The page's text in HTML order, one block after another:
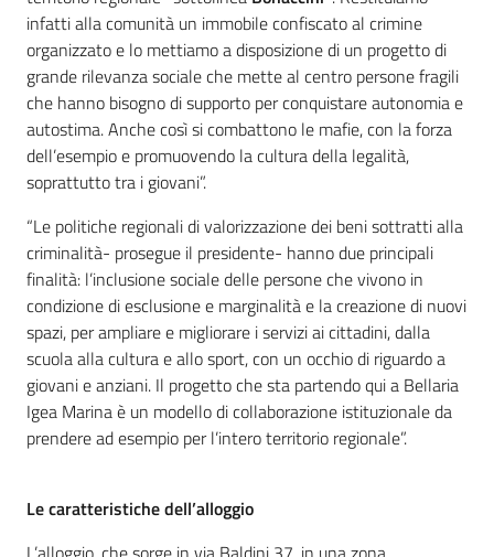
infatti alla comunità un immobile confiscato al crimine
organizzato e lo mettiamo a disposizione di un progetto di
grande rilevanza sociale che mette al centro persone fragili
che hanno bisogno di supporto per conquistare autonomia e
autostima. Anche così si combattono le mafie, con la forza
dell’esempio e promuovendo la cultura della legalità,
soprattutto tra i giovani”.
“Le politiche regionali di valorizzazione dei beni sottratti alla
criminalità- prosegue il presidente- hanno due principali
finalità: l’inclusione sociale delle persone che vivono in
condizione di esclusione e marginalità e la creazione di nuovi
spazi, per ampliare e migliorare i servizi ai cittadini, dalla
scuola alla cultura e allo sport, con un occhio di riguardo a
giovani e anziani. Il progetto che sta partendo qui a Bellaria
Igea Marina è un modello di collaborazione istituzionale da
prendere ad esempio per l’intero territorio regionale”.
Le caratteristiche dell’alloggio